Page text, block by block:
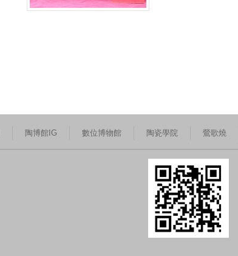
陶博館IG 數位博物館 陶瓷學院 鶯歌燒